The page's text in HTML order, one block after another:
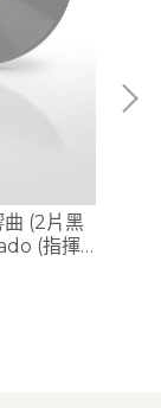
(2片黑
(指揮)